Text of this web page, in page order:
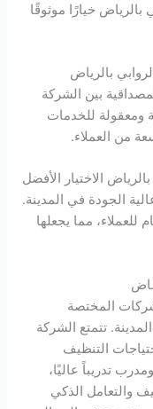
خيارًا موثوقًا
بالرياض
بين الشركة
ومعقولة للخدمات
من العملاء.
الاختيار الأفضل
الجودة في المدينة.
مما يجعلها
المختصة
تتمتع الشركة
التنظيف
تدريباً عاليًا،
والتعامل الذكي